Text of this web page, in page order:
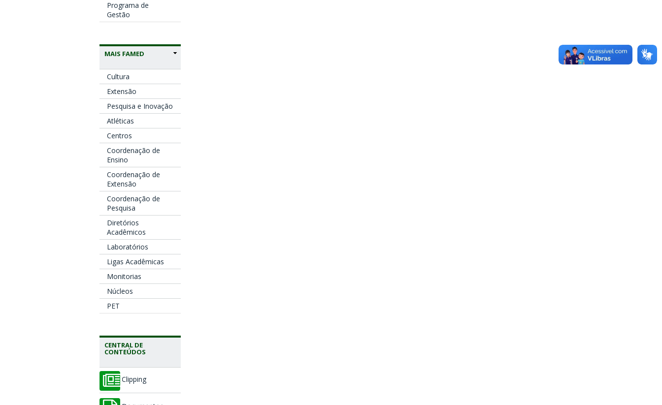
Programa de
Gestão
MAIS FAMED
Cultura
Extensão
Pesquisa e Inovação
Atléticas
Centros
Coordenação de
Ensino
Coordenação de
Extensão
Coordenação de
Pesquisa
Diretórios
Acadêmicos
Laboratórios
Ligas Acadêmicas
Monitorias
Núcleos
PET
CENTRAL DE
CONTEÚDOS
Clipping